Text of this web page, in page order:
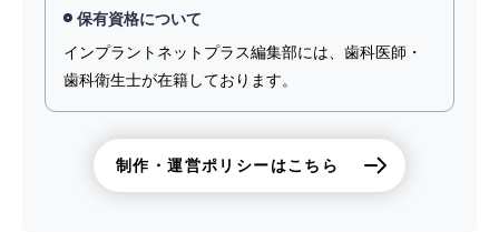
保有資格について
インプラントネットプラス編集部には、歯科医師・
歯科衛生士が在籍しております。
制作・運営ポリシーはこちら